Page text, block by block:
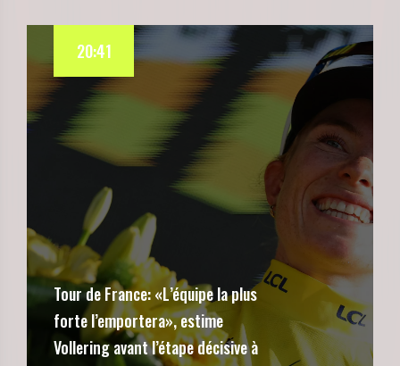
Tour de France: «L’équipe la plus
forte l’emportera», estime
Vollering avant l’étape décisive à
20:41